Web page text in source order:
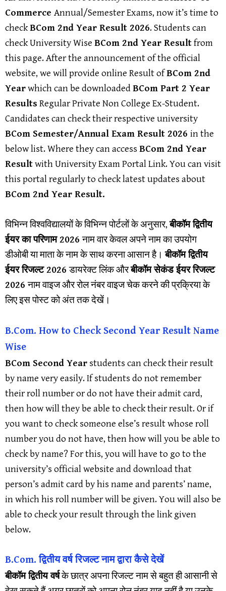
Commerce Annual/Semester Exams, now it’s time to
checkBCom 2nd Year Result 2026. Students can
check University Wise BCom 2nd Year Resultfrom
this page. After the announcement of the official
website, we will provide online Result ofBCom 2nd
Yearwhich can be downloadedBCom Part 2 Year
Results Regular Private Non College Ex-Student.
Candidates can check their respective university
BCom Semester/Annual Exam Result 2026 in the
below list. Where they can access BCom 2nd Year
Resultwith University Exam Portal Link. You can visit
this portal regularly to check latest updates about
BCom 2nd Year Result.
विभिन्न विश्वविद्यालयों के विभिन्न पोर्टलों के अनुसार,बीकॉम द्वितीय
ईयर का परिणाम 2026नाम वार केवल अपने नाम का उपयोग
डीओबी या माता के नाम के साथ करना आसान है।बीकॉम द्वितीय
ईयर रिजल्ट 2026डायरेक्ट लिंक औरबीकॉम सेकंड ईयर रिजल्ट
2026नाम वाइज और रोल नंबर वाइज चेक करने की प्रक्रिया के
लिए इस पोस्ट को अंत तक देखें।
B.Com. How to Check Second Year Result Name
Wise
BCom Second Year students can check their result
by name very easily. If students do not remember
their roll number or do not have their admit card,
then how will they be able to check their result. Or if
you want to check someone else’s result whose roll
number you do not have, then how will you be able to
check by name? For this, you will have to go to the
university’s official website and download that
person’s admit card by his name and parents’ name,
in which his roll number will be given. You will also be
able to check your result through the link given
below.
B.Com. द्वितीय वर्ष रिजल्ट नाम द्वारा कैसे देखें
बीकॉम द्वितीय वर्षके छात्र अपना रिजल्ट नाम से बहुत ही आसानी से